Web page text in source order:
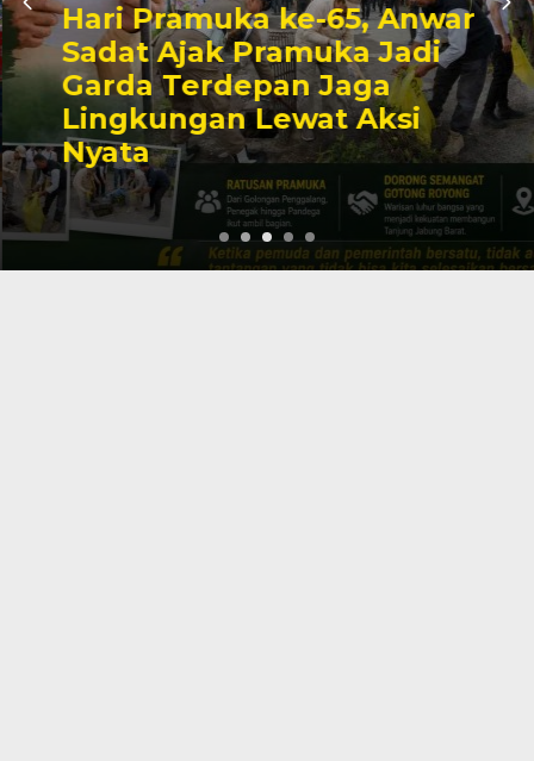
Hari Pramuka ke-65, Anwar
Sadat Ajak Pramuka Jadi
Garda Terdepan Jaga
Lingkungan Lewat Aksi
Nyata